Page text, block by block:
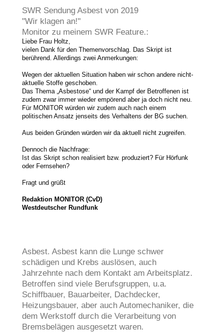
SWR Sendung Asbest von 2019
"Wir klagen an!"
Monitor zu meinem SWR Feature.:
Liebe Frau Holtz,
vielen Dank für den Themenvorschlag. Das Skript ist
berührend. Allerdings zwei Anmerkungen:
Wegen der aktuellen Situation haben wir schon andere nicht-
aktuelle Stoffe geschoben.
Das Thema „Asbestose“ und der Kampf der Betroffenen ist
zudem zwar immer wieder empörend aber ja doch nicht neu.
Für MONITOR würden wir zudem auch nach einem
politischen Ansatz jenseits des Verhaltens der BG suchen.
Aus beiden Gründen würden wir da aktuell nicht zugreifen.
Dennoch die Nachfrage:
Ist das Skript schon realisiert bzw. produziert? Für Hörfunk
oder Fernsehen?
Fragt und grüßt
Redaktion MONITOR (CvD)
Westdeutscher Rundfunk
Asbest. Asbest kann die Lunge schwer
schädigen und Krebs auslösen, auch
Jahrzehnte nach dem Kontakt am Arbeitsplatz.
Betroffen sind viele Berufsgruppen, u.a.
Schiffbauer, Bauarbeiter, Dachdecker,
Heizungsbauer, aber auch Automechaniker, die
dem Werkstoff durch die Verarbeitung von
Bremsbelägen ausgesetzt waren.